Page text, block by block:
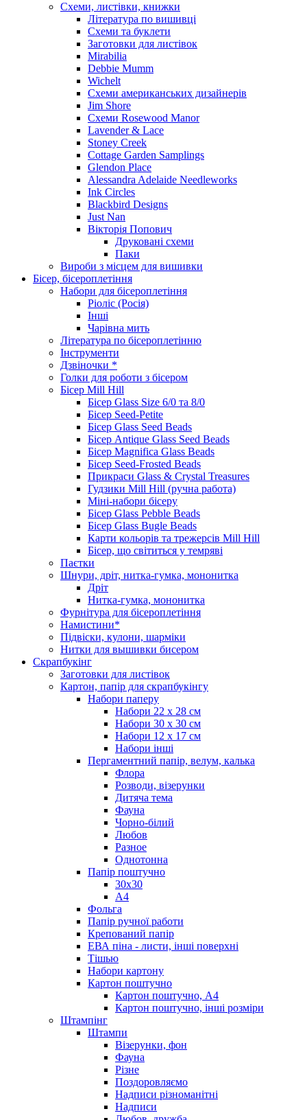
Схеми, листівки, книжки
Література по вишивці
Схеми та буклети
Заготовки для листівок
Mirabilia
Debbie Mumm
Wichelt
Схеми американських дизайнерів
Jim Shore
Cхеми Rosewood Manor
Lavender & Lace
Stoney Creek
Cottage Garden Samplings
Glendon Place
Alessandra Adelaide Needleworks
Ink Circles
Blackbird Designs
Just Nan
Вікторія Попович
Друковані схеми
Паки
Вироби з місцем для вишивки
Бісер, бісероплетіння
Набори для бісероплетіння
Ріоліс (Росія)
Інші
Чарівна мить
Література по бісероплетінню
Інструменти
Дзвіночки *
Голки для роботи з бісером
Бісер Mill Hill
Бісер Glass Size 6/0 та 8/0
Бісер Seed-Petite
Бісер Glass Seed Beads
Бісер Antique Glass Seed Beads
Бісер Magnifica Glass Beads
Бісер Seed-Frosted Beads
Прикраси Glass & Crystal Treasures
Гудзики Mill Hill (ручна работа)
Міні-набори бісеру
Бісер Glass Pebble Beads
Бісер Glass Bugle Beads
Карти кольорів та трежерсів Mill Hill
Бісер, що світиться у темряві
Паєтки
Шнури, дріт, нитка-гумка, мононитка
Дріт
Нитка-гумка, мононитка
Фурнітура для бісероплетіння
Намистини*
Підвіски, кулони, шарміки
Нитки для вышивки бисером
Скрапбукінг
Заготовки для листівок
Картон, папір для скрапбукінгу
Набори паперу
Набори 22 х 28 см
Набори 30 х 30 см
Набори 12 х 17 см
Набори інші
Пергаментний папір, велум, калька
Флора
Розводи, візерунки
Дитяча тема
Фауна
Чорно-білий
Любов
Разное
Однотонна
Папір поштучно
30х30
А4
Фольга
Папір ручної работи
Крепований папір
ЕВА піна - листи, інші поверхні
Тішью
Набори картону
Картон поштучно
Картон поштучно, А4
Картон поштучно, інші розміри
Штампінг
Штампи
Візерунки, фон
Фауна
Різне
Поздоровляємо
Надписи різноманітні
Надписи